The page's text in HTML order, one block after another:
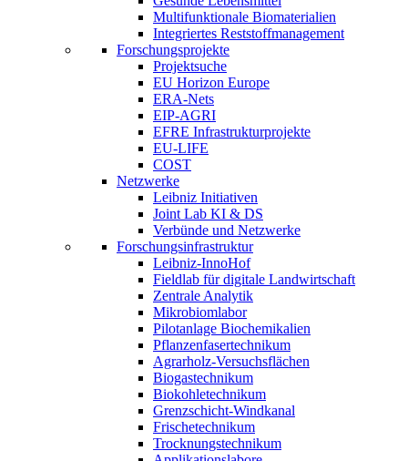
Multifunktionale Biomaterialien
Integriertes Reststoffmanagement
Forschungsprojekte
Projektsuche
EU Horizon Europe
ERA-Nets
EIP-AGRI
EFRE Infrastrukturprojekte
EU-LIFE
COST
Netzwerke
Leibniz Initiativen
Joint Lab KI & DS
Verbünde und Netzwerke
Forschungsinfrastruktur
Leibniz-InnoHof
Fieldlab für digitale Landwirtschaft
Zentrale Analytik
Mikrobiomlabor
Pilotanlage Biochemikalien
Pflanzenfasertechnikum
Agrarholz-Versuchsflächen
Biogastechnikum
Biokohletechnikum
Grenzschicht-Windkanal
Frischetechnikum
Trocknungstechnikum